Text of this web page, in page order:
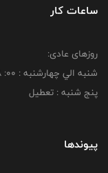
ساعات کار
روزهای عادی:
شنبه الي چهارشنبه : 00: 8 لغايت 16:00
پنج شنبه : تعطیل
پیوندها